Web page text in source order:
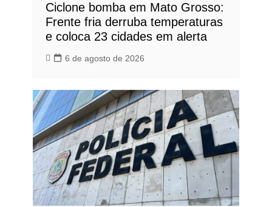
Ciclone bomba em Mato Grosso:
Frente fria derruba temperaturas
e coloca 23 cidades em alerta
6 de agosto de 2026